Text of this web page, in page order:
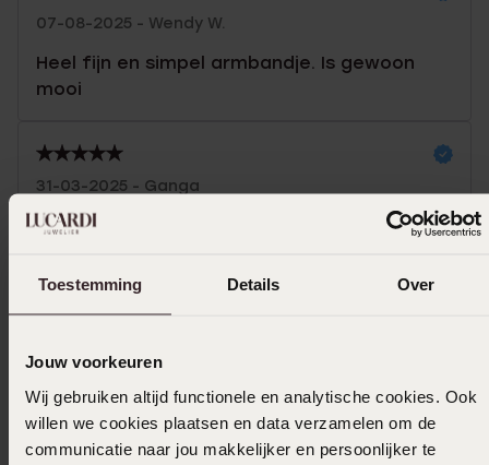
Toestemming Details Over
Jouw voorkeuren
Wij gebruiken altijd functionele en analytische cookies. Ook
willen we cookies plaatsen en data verzamelen om de
communicatie naar jou makkelijker en persoonlijker te
07-08-2025 - Wendy W.
Heel fijn en simpel armbandje. Is gewoon
mooi
31-03-2025 - Ganga
Selecteer maat & bestel
Ook leuk voor jou